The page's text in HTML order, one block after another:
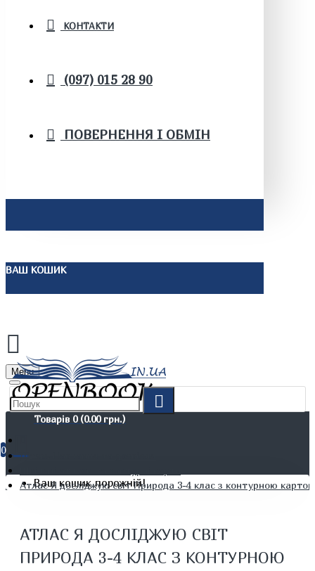
КОНТАКТИ
(097) 015 28 90
ПОВЕРНЕННЯ І ОБМІН
ВАШ КОШИК
Menu
Товарів 0 (0.00 грн.)
0
Ваш кошик порожній!
Дітям. Навчання та дозвілля
Атлас Я досліджую світ Природа 3-4 клас з контурною картою
АТЛАС Я ДОСЛІДЖУЮ СВІТ
ПРИРОДА 3-4 КЛАС З КОНТУРНОЮ